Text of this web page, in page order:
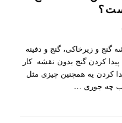
و زیرخاکی، گنج و دفینه
کردن گنج بدون نقشه کار
کردن یه همچنین چیزی مثل
چه جوری …